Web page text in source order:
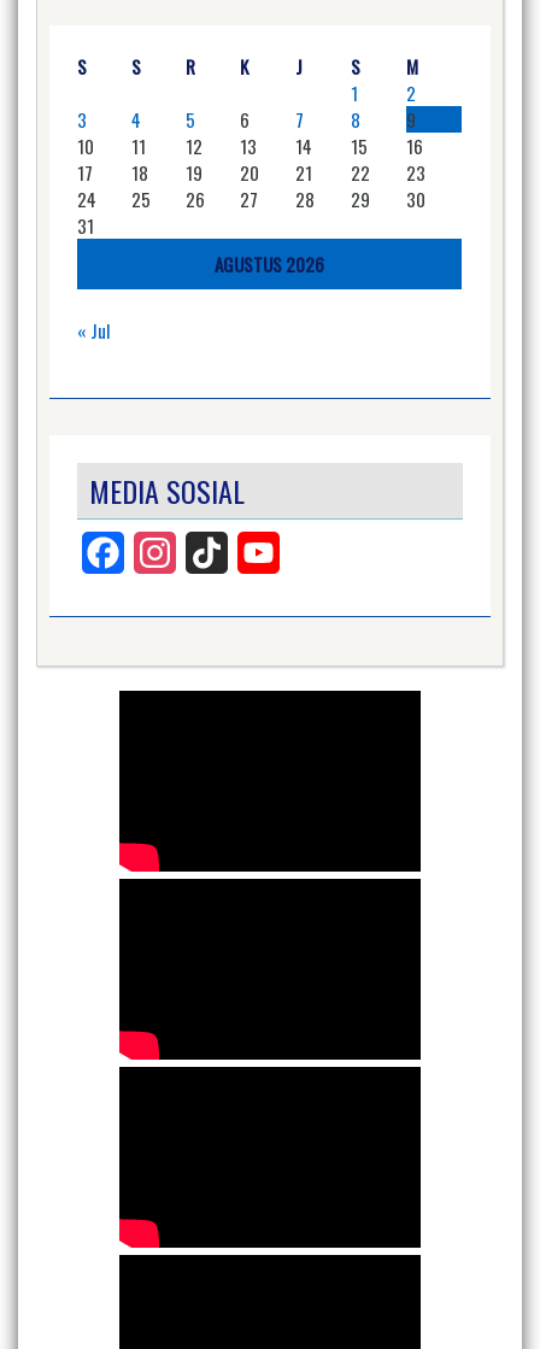
AGUSTUS 2026
S S R K J S
M
1
2
3
4 5 6 7 8
9
10
11 12 13 14 15
16
17
18 19 20 21 22
23
24
25 26 27 28 29
30
31
« Jul
MEDIA SOSIAL
Facebook InstagramTikTok